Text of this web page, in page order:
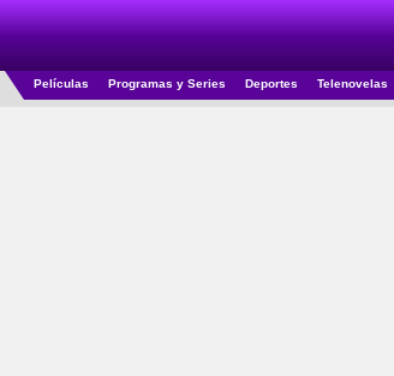
Películas Programas y Series Deportes Telenovelas